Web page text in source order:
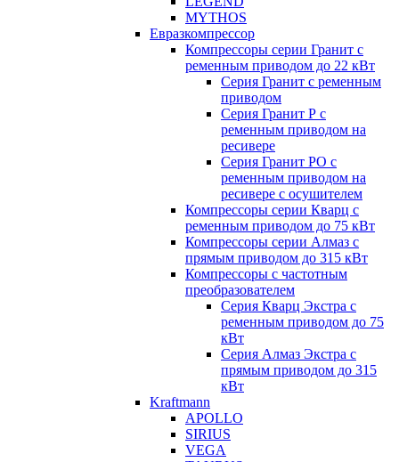
MYTHOS
Евразкомпрессор
Компрессоры серии Гранит с
ременным приводом до 22 кВт
Серия Гранит с ременным
приводом
Серия Гранит Р с
ременным приводом на
ресивере
Серия Гранит РО с
ременным приводом на
ресивере с осушителем
Компрессоры серии Кварц с
ременным приводом до 75 кВт
Компрессоры серии Алмаз с
прямым приводом до 315 кВт
Компрессоры с частотным
преобразователем
Серия Кварц Экстра с
ременным приводом до 75
кВт
Серия Алмаз Экстра с
прямым приводом до 315
кВт
Kraftmann
APOLLO
SIRIUS
VEGA